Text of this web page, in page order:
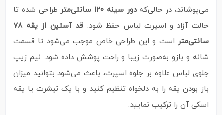
می‌پوشاند، در حالی‌کهدور سینه ۱۲۰ سانتی‌متر
طراحی شده تا
حالت آزاد و اسپرت لباس حفظ شود.
قد آستین از یقه ۷۸
سانتی‌متر است و این طراحی خاص موجب می‌شود تا قسمت
شانه و بازو به‌صورت زیبا و راحت پوشش داده شود. نیم زیپ
جلوی لباس علاوه بر جلوه اسپرت، باعث می‌شود بتوانید میزان
باز بودن یقه را به دلخواه تنظیم کنید و با یک تیشرت یا یقه
اسکی آن را ترکیب نمایید.